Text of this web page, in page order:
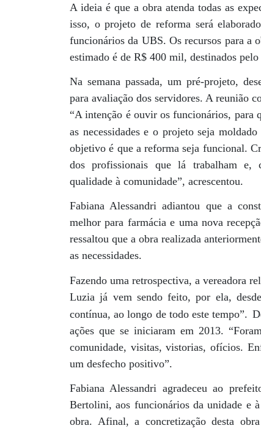
A ideia é que a obra atenda todas as
isso, o projeto de reforma será
funcionários da UBS. Os recursos para a
estimado é de R$ 400 mil, destinados
Na semana passada, um pré-projeto,
para avaliação dos servidores. A reunião
“A intenção é ouvir os funcionários, para
as necessidades e o projeto seja
objetivo é que a reforma seja funcional.
dos profissionais que lá trabalham e,
qualidade à comunidade”, acrescentou.
Fabiana Alessandri adiantou que a
melhor para farmácia e uma nova
ressaltou que a obra realizada
as necessidades.
Fazendo uma retrospectiva, a vereadora
Luzia já vem sendo feito, por ela,
contínua, ao longo de todo este tempo”.
ações que se iniciaram em 2013.
comunidade, visitas, vistorias, ofícios.
um desfecho positivo”.
Fabiana Alessandri agradeceu ao
Bertolini, aos funcionários da unidade e
obra. Afinal, a concretização desta